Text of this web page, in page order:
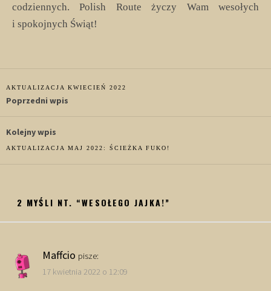
codziennych. Polish Route życzy Wam wesołych
i spokojnych Świąt!
Nawigacja
wpisu
AKTUALIZACJA KWIECIEŃ 2022
AKTUALIZACJA MAJ 2022: ŚCIEŻKA FUKO!
2 MYŚLI NT. “WESOŁEGO JAJKA!”
Maffcio pisze:
17 kwietnia 2022 o 12:09